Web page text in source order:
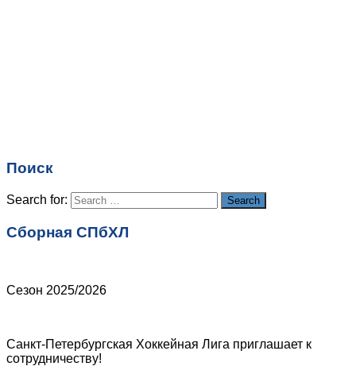
Поиск
Search for: Search
Сборная СПбХЛ
Сезон 2025/2026
Санкт-Петербургская Хоккейная Лига приглашает к
сотрудничеству!